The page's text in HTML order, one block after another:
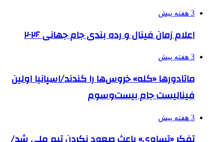
3 هفته پیش
اعلام زمان فینال و رده بندی جام جهانی ۲۰۲۶
3 هفته پیش
ماتادورها «کله» خروس‌ها را کندند/اسپانیا اولین
فینالیست جام بیست‌وسوم
3 هفته پیش